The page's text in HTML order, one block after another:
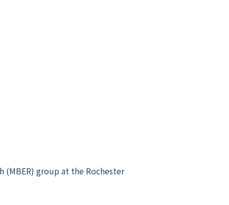
(MBER) group at the Rochester